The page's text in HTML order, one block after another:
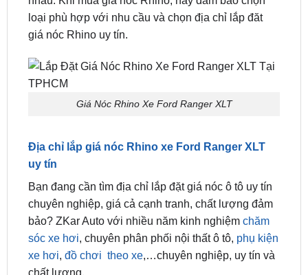
Giá Nóc Rhino Xe Ford Ranger XLT
Địa chỉ lắp giá nóc Rhino xe Ford Ranger XLT
Bạn đang cần tìm địa chỉ lắp đặt giá nóc ô tô uy tín
chuyên nghiệp, giá cả cạnh tranh, chất lượng đảm
bảo? ZKar Auto với nhiều năm kinh nghiệmchăm
sóc xe hơi, chuyên phân phối nội thất ô tô,phụ kiện
xe hơi,đồ chơi theo xe,…chuyên nghiệp, uy tín và
chất lượng.
ZKar Auto cung cấp nhiều mẫu giá nóc phù hợp với